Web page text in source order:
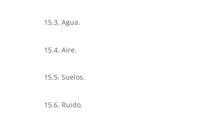
15.3. Agua.
15.4. Aire.
15.5. Suelos.
15.6. Ruido.